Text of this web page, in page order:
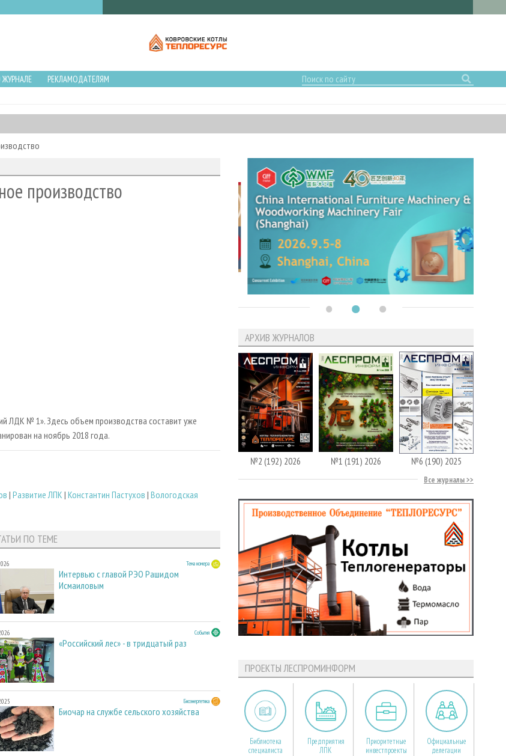
ЖУРНАЛЕ
РЕКЛАМОДАТЕЛЯМ
производство
ЛДК № 1». Здесь объем производства составит уже
на ноябрь 2018 года.
| Развитие ЛПК | Константин Пастухов | Вологодская
ПО ТЕМЕ
Тема номера
Интервью с главой РЭО Рашидом
Исмаиловым
События
«Российский лес» - в тридцатый раз
Биоэнергетика
Биочар на службе сельского хозяйства
АРХИВ ЖУРНАЛОВ
№2 (192) 2026 №1 (191) 2026 №6 (190) 2025
Все журналы
ПРОЕКТЫ ЛЕСПРОМИНФОРМ
Библиотека
специалиста
Предприятия
ЛПК
Приоритетные
инвестпроекты
Официальные
делегации